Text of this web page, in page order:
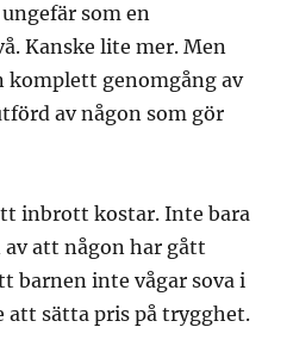
som en
Kanske lite mer. Men
komplett genomgång av
av någon som gör
inbrott kostar. Inte bara
att någon har gått
barnen inte vågar sova i
att sätta pris på trygghet.